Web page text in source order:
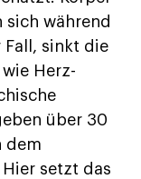
sich während
Fall, sinkt die
Herz-
über 30
dem
setzt das